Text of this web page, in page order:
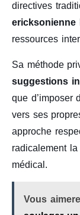
directives
ericksonienne
ressources
Sa méthode
suggestions
que d’imposer
vers ses
approche
radicalement
médical.
Vous